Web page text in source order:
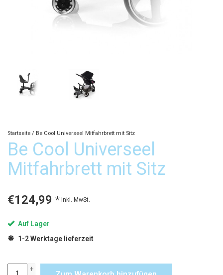
Startseite / Be Cool Universeel Mitfahrbrett mit Sitz
Be Cool Universeel
Mitfahrbrett mit Sitz
€124,99 * Inkl. MwSt.
Auf Lager
1-2 Werktage lieferzeit
+